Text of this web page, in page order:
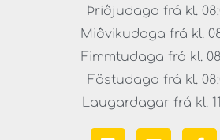
Þriðjudaga frá kl.
Miðvikudaga frá kl.
Fimmtudaga frá kl.
Föstudaga frá kl.
Laugardagar frá kl.